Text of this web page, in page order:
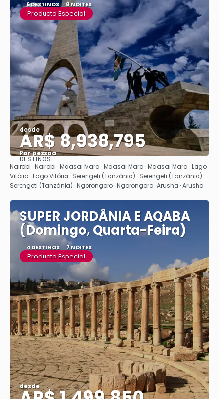
6 DESTINOS 8 NOITES
Producto Especial
desde
AR$ 8,938,795
Por pessoa
Vejo
DESTINOS
Nairobi · Nairobi · Maasai Mara · Maasai Mara · Maasai Mara · Lago
Vitória · Lago Vitória · Serengeti (Tanzânia) · Serengeti (Tanzânia) ·
Serengeti (Tanzânia) · Ngorongoro · Ngorongoro · Arusha · Arusha
SUPER JORDÂNIA E AQABA
(Domingo, Quarta-Feira)
4 DESTINOS 7 NOITES
Producto Especial
desde